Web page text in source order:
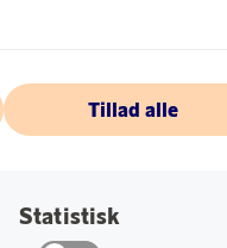
Tillad alle
Statistisk